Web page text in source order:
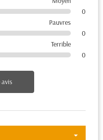
0
Pauvres
0
Terrible
0
avis